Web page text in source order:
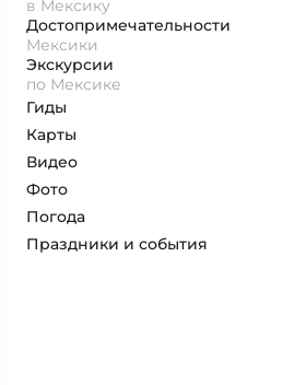
в Мексику
Достопримеча­тельности
Мексики
Экскурсии
по Мексике
Гиды
Карты
Видео
Фото
Погода
Праздники и события